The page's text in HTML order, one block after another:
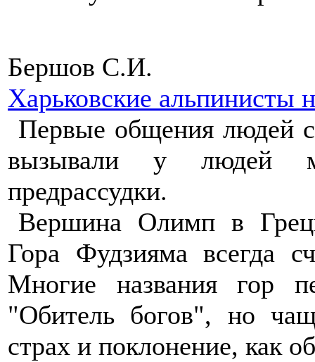
Бершов С.И.
Харьковские альпинисты
Первые общения людей
вызывали у людей
предрассудки.
Вершина Олимп в
Гора Фудзияма всегда
Многие названия гор
"Обитель богов", но
страх и поклонение, как